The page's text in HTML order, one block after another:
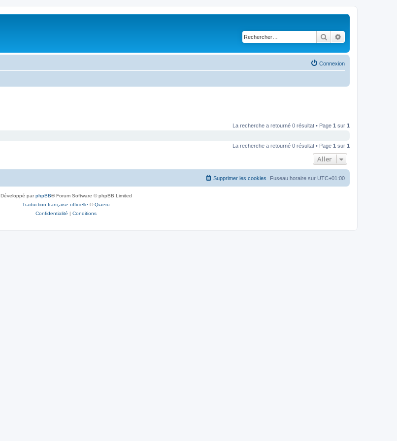
Rechercher
Connexion
La recherche a retourné 0 résultat • Page 1 sur 1
La recherche a retourné 0 résultat • Page 1 sur 1
Aller
Fuseau horaire sur UTC+01:00
Supprimer les cookies
Développé parphpBB® Forum Software © phpBB Limited
Traduction française officielle ©Qiaeru
Confidentialité | Conditions